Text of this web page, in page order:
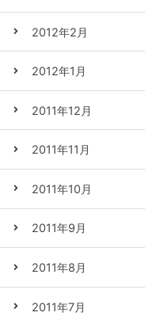
2012年2月
2012年1月
2011年12月
2011年11月
2011年10月
2011年9月
2011年8月
2011年7月